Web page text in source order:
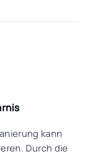
kann
Durch die